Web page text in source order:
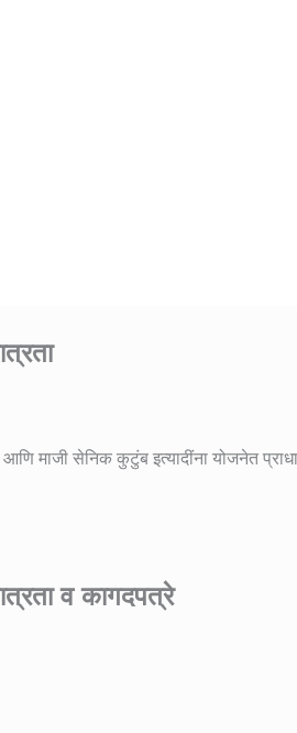
माजी सेनिक कुटुंब इत्यादींना योजनेत
वकागदपत्रे